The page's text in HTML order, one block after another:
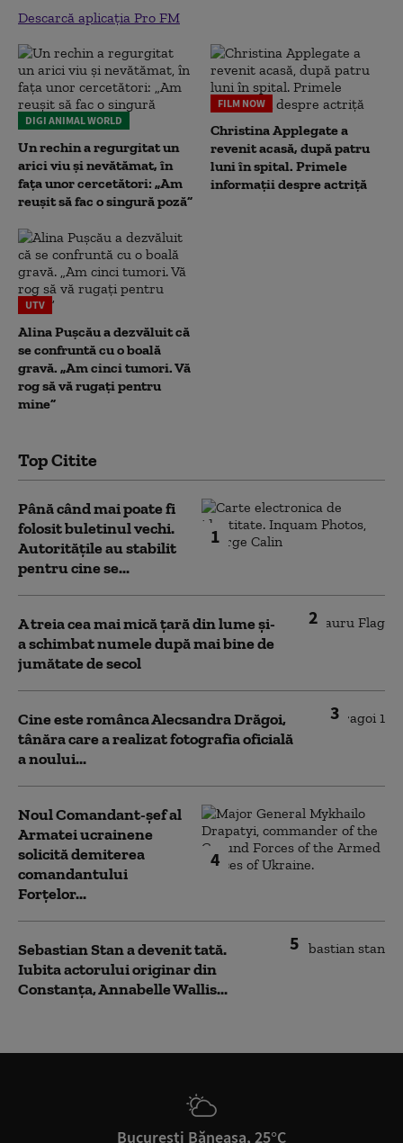
Descarcă aplicația Pro FM
DIGI ANIMAL WORLD
Un rechin a regurgitat un
arici viu și nevătămat, în
fața unor cercetători: „Am
reușit să fac o singură poză”
FILM NOW
Christina Applegate a
revenit acasă, după patru
luni în spital. Primele
informații despre actriță
UTV
Alina Pușcău a dezvăluit că
se confruntă cu o boală
gravă. „Am cinci tumori. Vă
rog să vă rugați pentru
mine”
Top Citite
1
Până când mai poate fi
folosit buletinul vechi.
Autoritățile au stabilit
pentru cine se...
2
A treia cea mai mică țară din lume și-
a schimbat numele după mai bine de
jumătate de secol
3
Cine este românca Alecsandra Drăgoi,
tânăra care a realizat fotografia oficială
a noului...
4
Noul Comandant-șef al
Armatei ucrainene
solicită demiterea
comandantului
Forțelor...
5
Sebastian Stan a devenit tată.
Iubita actorului originar din
Constanța, Annabelle Wallis...
București Băneasa, 25°C